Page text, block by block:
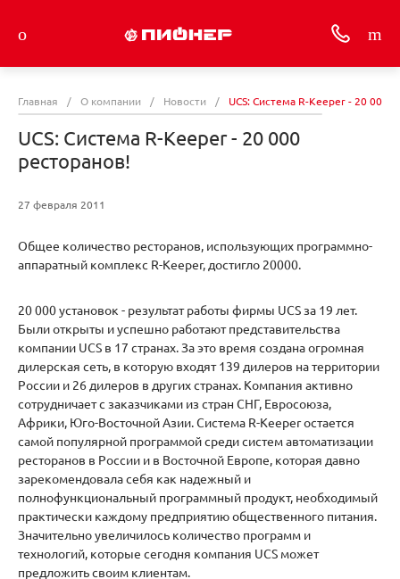
Главная / О компании / Новости / UCS: Система R-Keeper - 20 000
UCS: Система R-Keeper - 20 000
ресторанов!
27 февраля 2011
Общее количество ресторанов, использующих программно-
аппаратный комплекс R-Keeper, достигло 20000.
20 000 установок - результат работы фирмы UCS за 19 лет.
Были открыты и успешно работают представительства
компании UCS в 17 странах. За это время создана огромная
дилерская сеть, в которую входят 139 дилеров на территории
России и 26 дилеров в других странах. Компания активно
сотрудничает с заказчиками из стран СНГ, Евросоюза,
Африки, Юго-Восточной Азии. Система R-Keeper остается
самой популярной программой среди систем автоматизации
ресторанов в России и в Восточной Европе, которая давно
зарекомендовала себя как надежный и
полнофункциональный программный продукт, необходимый
практически каждому предприятию общественного питания.
Значительно увеличилось количество программ и
технологий, которые сегодня компания UCS может
предложить своим клиентам.